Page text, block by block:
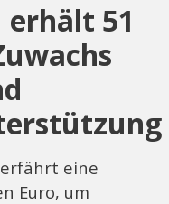
erhält 51
erfährt eine
Euro, um